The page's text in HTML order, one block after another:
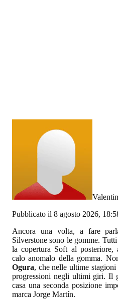
Pubblicato il 8 agosto 2026,
Ancora una volta, a fare
Silverstone sono le gomme.
la copertura Soft al posteriore,
calo anomalo della gomma.
Ogura, che nelle ultime
progressioni negli ultimi giri. Il
casa una seconda posizione
marca Jorge Martín.